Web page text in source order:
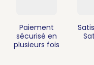
Paiement
sécurisé en
plusieurs fois